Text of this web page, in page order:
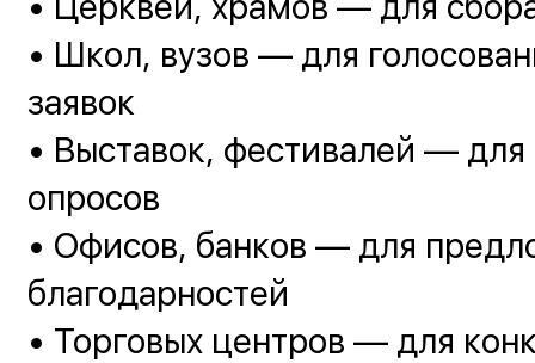
• Школ, вузов — для
заявок
• Выставок, фестивалей — для
опросов
• Офисов, банков — для
благодарностей
• Торговых центров — для